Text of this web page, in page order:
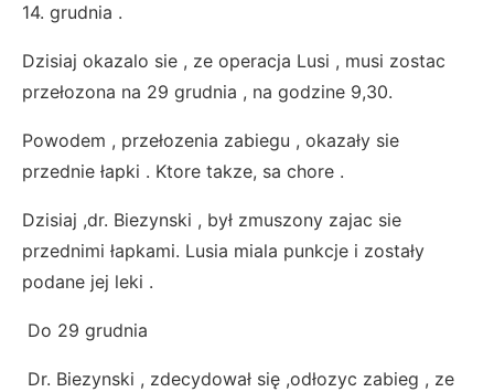
14. grudnia .
Dzisiaj okazalo sie , ze operacja Lusi , musi zostac
przełozona na 29 grudnia , na godzine 9,30.
Powodem , przełozenia zabiegu , okazały sie
przednie łapki . Ktore takze, sa chore .
Dzisiaj ,dr. Biezynski , był zmuszony zajac sie
przednimi łapkami. Lusia miala punkcje i zostały
podane jej leki .
Do 29 grudnia
Dr. Biezynski , zdecydował się ,odłozyc zabieg , ze